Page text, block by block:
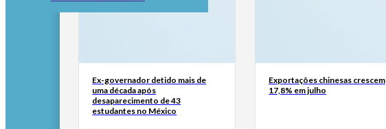
Ex-governador detido mais de
uma década após
desaparecimento de 43
estudantes no México
Exportações chinesas crescem
17,8% em julho